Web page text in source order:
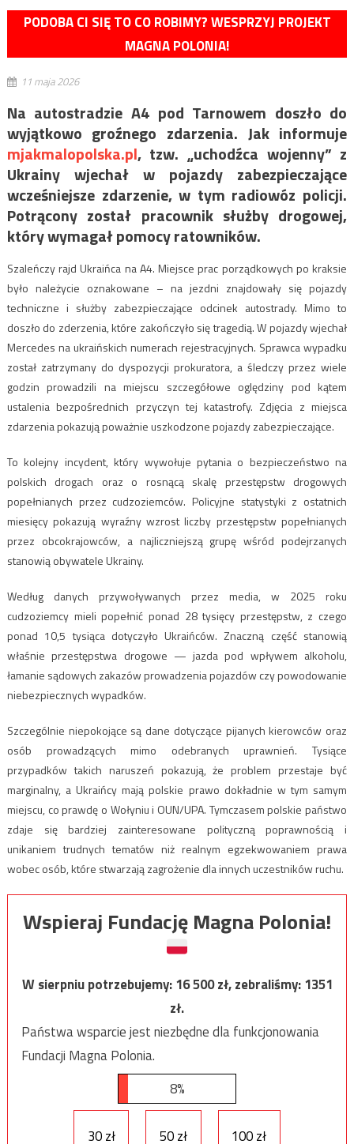
PODOBA CI SIĘ TO CO ROBIMY? WESPRZYJ PROJEKT
MAGNA POLONIA!
11 maja 2026
Na autostradzie A4 pod Tarnowem doszło do
wyjątkowo groźnego zdarzenia. Jak informuje
mjakmalopolska.pl, tzw. „uchodźca wojenny” z
Ukrainy wjechał w pojazdy zabezpieczające
wcześniejsze zdarzenie, w tym radiowóz policji.
Potrącony został pracownik służby drogowej,
który wymagał pomocy ratowników.
Szaleńczy rajd Ukraińca na A4. Miejsce prac porządkowych po kraksie
było należycie oznakowane – na jezdni znajdowały się pojazdy
techniczne i służby zabezpieczające odcinek autostrady. Mimo to
doszło do zderzenia, które zakończyło się tragedią. W pojazdy wjechał
Mercedes na ukraińskich numerach rejestracyjnych. Sprawca wypadku
został zatrzymany do dyspozycji prokuratora, a śledczy przez wiele
godzin prowadzili na miejscu szczegółowe oględziny pod kątem
ustalenia bezpośrednich przyczyn tej katastrofy. Zdjęcia z miejsca
zdarzenia pokazują poważnie uszkodzone pojazdy zabezpieczające.
To kolejny incydent, który wywołuje pytania o bezpieczeństwo na
polskich drogach oraz o rosnącą skalę przestępstw drogowych
popełnianych przez cudzoziemców. Policyjne statystyki z ostatnich
miesięcy pokazują wyraźny wzrost liczby przestępstw popełnianych
przez obcokrajowców, a najliczniejszą grupę wśród podejrzanych
stanowią obywatele Ukrainy.
Według danych przywoływanych przez media, w 2025 roku
cudzoziemcy mieli popełnić ponad 28 tysięcy przestępstw, z czego
ponad 10,5 tysiąca dotyczyło Ukraińców. Znaczną część stanowią
właśnie przestępstwa drogowe — jazda pod wpływem alkoholu,
łamanie sądowych zakazów prowadzenia pojazdów czy powodowanie
niebezpiecznych wypadków.
Szczególnie niepokojące są dane dotyczące pijanych kierowców oraz
osób prowadzących mimo odebranych uprawnień. Tysiące
przypadków takich naruszeń pokazują, że problem przestaje być
marginalny, a Ukraińcy mają polskie prawo dokładnie w tym samym
miejscu, co prawdę o Wołyniu i OUN/UPA. Tymczasem polskie państwo
zdaje się bardziej zainteresowane polityczną poprawnością i
unikaniem trudnych tematów niż realnym egzekwowaniem prawa
wobec osób, które stwarzają zagrożenie dla innych uczestników ruchu.
Wspieraj Fundację Magna Polonia!
W sierpniu potrzebujemy:16 500zł, zebraliśmy:1351
zł.
Państwa wsparcie jest niezbędne dla funkcjonowania
Fundacji Magna Polonia.
8%
30 zł 50 zł 100 zł